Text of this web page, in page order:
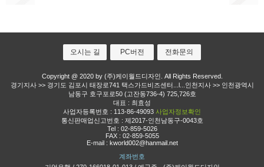
오시는 길 PC버전 전화문의
Copyright @ 2020 by (주)케이월드디자인. All Rights Reserved.
경기지사 >> 경기도 김포시 태장로741 택스가드비즈센터...l...인천지사 >> 인천광역시
남동구 호구포로50 (고잔동736-4) 725,726호
대표 : 최효성
사업자등록번호 : 113-86-49093 사업자정보확인
통신판매업신고번호 : 제2017-인천남동구-0043호
Tel : 02-859-5026
FAX : 02-859-5055
E-mail : kworld002@hanmail.net
계좌번호